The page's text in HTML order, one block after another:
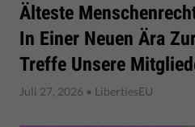
Älteste
In Einer Neuen Ära
Treffe Unsere
Juli 27, 2026 • LibertiesEU